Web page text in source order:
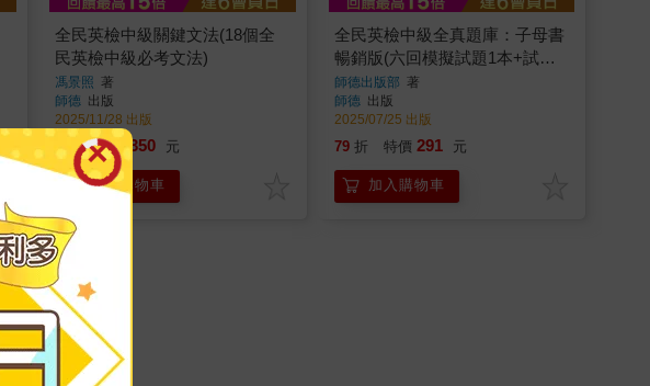
全民英檢中級關鍵文法(18個全
民英檢中級必考文法)
馮景照 著
師德 出版
2025/11/28 出版
9 折 特價 350 元
加入購物車
全民英檢中級全真題庫：子母書
暢銷版(六回模擬試題1本+試題
解析1本+QR CODE音檔隨掃即
聽)
師德出版部 著
師德 出版
2025/07/25 出版
79 折 特價 291 元
加入購物車